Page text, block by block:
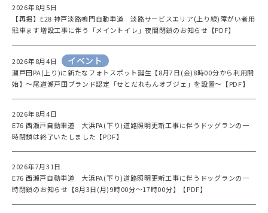
2026年8月5日
【再掲】E28 神戸淡路鳴門自動車道 淡路サービスエリア(上り線)障がい者用
駐車ます増設工事に伴う「メイントイレ」夜間閉鎖のお知らせ【PDF】
2026年8月4日 イベント
瀬戸田PA(上り)に新たなフォトスポット誕生【8月7日(金)8時00分から利用開
始】～尾道瀬戸田ブランド認定「せとだれもんオブジェ」を設置～【PDF】
2026年8月4日
E76 西瀬戸自動車道 大浜PA(下り)道路照明更新工事に伴うドッグランの一
時閉鎖は終了いたしました【PDF】
2026年7月31日
E76 西瀬戸自動車道 大浜PA(下り)道路照明更新工事に伴うドッグランの一
時閉鎖のお知らせ【8月3日(月)9時00分～17時00分】【PDF】